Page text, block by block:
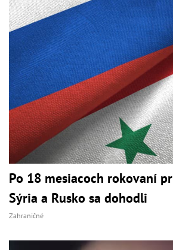
Po 18 mesiacoch rokovaní
Sýria a Rusko sa dohodli
Zahraničné